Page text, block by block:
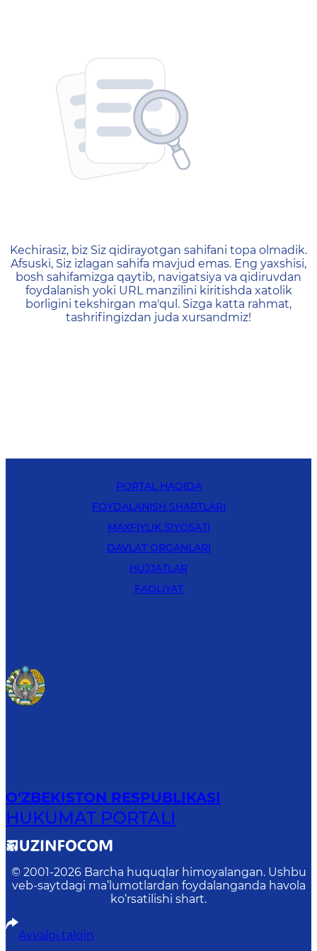
404 — Страница не
Kechirasiz, biz Siz qidirayotgan sahifani topa olmadik.
Afsuski, Siz izlagan sahifa mavjud emas. Eng yaxshisi,
bosh sahifamizga qaytib, navigatsiya va qidiruvdan
foydalanish yoki URL manzilini kiritishda xatolik
borligini tekshirgan ma'qul. Sizga katta rahmat,
tashrifingizdan juda xursandmiz!
PORTAL HAQIDA
FOYDALANISH SHARTLARI
MAXFIYLIK SIYOSATI
DAVLAT ORGANLARI
HUJJATLAR
FAOLIYAT
O‘ZBEKISTON RESPUBLIKASI
HUKUMAT PORTALI
© 2001-2026 Barcha huquqlar himoyalangan. Ushbu
veb-saytdagi ma’lumotlardan foydalanganda havola
ko‘rsatilishi shart.
Avvalgi talqin